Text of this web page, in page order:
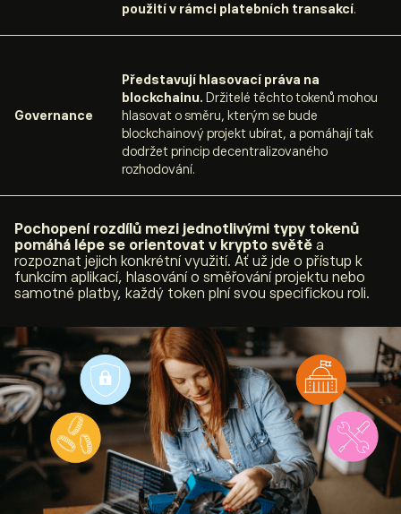
použití v rámci platebních transakcí.
Governance
Představují hlasovací práva na
blockchainu. Držitelé těchto tokenů mohou
hlasovat o směru, kterým se bude
blockchainový projekt ubírat, a pomáhají tak
dodržet princip decentralizovaného
rozhodování.
Pochopení rozdílů mezi jednotlivými typy tokenů
pomáhá lépe se orientovat v krypto světě a
rozpoznat jejich konkrétní využití. Ať už jde o přístup k
funkcím aplikací, hlasování o směřování projektu nebo
samotné platby, každý token plní svou specifickou roli.